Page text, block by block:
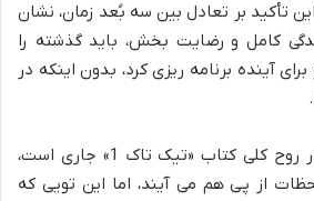
تأکید بر تعادل بین سه بُعد زمان، نشان
کامل و رضایت بخش، باید گذشته را
آینده برنامه ریزی کرد، بدون اینکه در
از دیگر پیام هایی که در روح کلی کتاب «تیک تاک 1» جاری است،
از پی هم می آیند، اما این تویی که